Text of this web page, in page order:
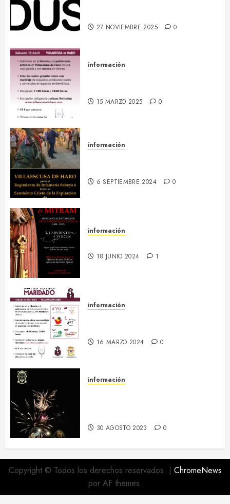
27 NOVIEMBRE 2025 0
información
15 MARZO 2025 0
información
6 SEPTIEMBRE 2024 0
información
18 JUNIO 2024 1
información
16 MARZO 2024 0
información
30 AGOSTO 2023 0
Copyright © Todos los derechos reservados. | ChromeNews
por AF themes.